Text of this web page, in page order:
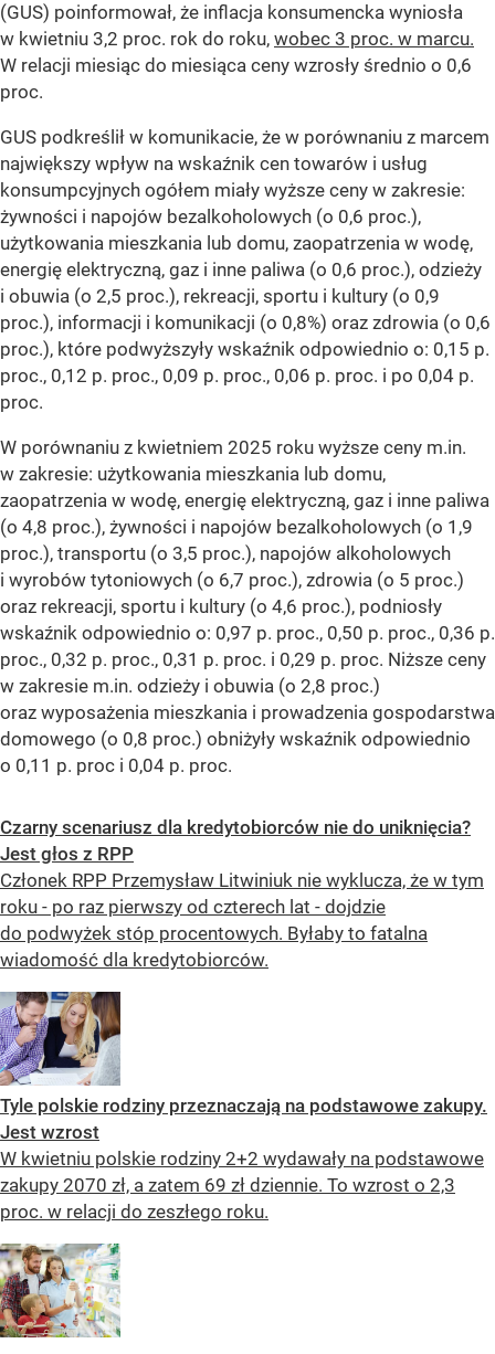
(GUS) poinformował, że inflacja konsumencka wyniosła
w kwietniu 3,2 proc. rok do roku, wobec 3 proc. w marcu.
W relacji miesiąc do miesiąca ceny wzrosły średnio o 0,6
proc.
GUS podkreślił w komunikacie, że w porównaniu z marcem
największy wpływ na wskaźnik cen towarów i usług
konsumpcyjnych ogółem miały wyższe ceny w zakresie:
żywności i napojów bezalkoholowych (o 0,6 proc.),
użytkowania mieszkania lub domu, zaopatrzenia w wodę,
energię elektryczną, gaz i inne paliwa (o 0,6 proc.), odzieży
i obuwia (o 2,5 proc.), rekreacji, sportu i kultury (o 0,9
proc.), informacji i komunikacji (o 0,8%) oraz zdrowia (o 0,6
proc.), które podwyższyły wskaźnik odpowiednio o: 0,15 p.
proc., 0,12 p. proc., 0,09 p. proc., 0,06 p. proc. i po 0,04 p.
proc.
W porównaniu z kwietniem 2025 roku wyższe ceny m.in.
w zakresie: użytkowania mieszkania lub domu,
zaopatrzenia w wodę, energię elektryczną, gaz i inne paliwa
(o 4,8 proc.), żywności i napojów bezalkoholowych (o 1,9
proc.), transportu (o 3,5 proc.), napojów alkoholowych
i wyrobów tytoniowych (o 6,7 proc.), zdrowia (o 5 proc.)
oraz rekreacji, sportu i kultury (o 4,6 proc.), podniosły
wskaźnik odpowiednio o: 0,97 p. proc., 0,50 p. proc., 0,36 p.
proc., 0,32 p. proc., 0,31 p. proc. i 0,29 p. proc. Niższe ceny
w zakresie m.in. odzieży i obuwia (o 2,8 proc.)
oraz wyposażenia mieszkania i prowadzenia gospodarstwa
domowego (o 0,8 proc.) obniżyły wskaźnik odpowiednio
o 0,11 p. proc i 0,04 p. proc.
Czarny scenariusz dla kredytobiorców nie do uniknięcia?
Jest głos z RPP
Członek RPP Przemysław Litwiniuk nie wyklucza, że w tym
roku - po raz pierwszy od czterech lat - dojdzie
do podwyżek stóp procentowych. Byłaby to fatalna
wiadomość dla kredytobiorców.
Tyle polskie rodziny przeznaczają na podstawowe zakupy.
Jest wzrost
W kwietniu polskie rodziny 2+2 wydawały na podstawowe
zakupy 2070 zł, a zatem 69 zł dziennie. To wzrost o 2,3
proc. w relacji do zeszłego roku.